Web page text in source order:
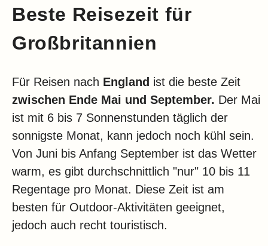
Beste Reisezeit für
Großbritannien
Für Reisen nach England ist die beste Zeit
zwischen Ende Mai und September. Der Mai
ist mit 6 bis 7 Sonnenstunden täglich der
sonnigste Monat, kann jedoch noch kühl sein.
Von Juni bis Anfang September ist das Wetter
warm, es gibt durchschnittlich "nur" 10 bis 11
Regentage pro Monat. Diese Zeit ist am
besten für Outdoor-Aktivitäten geeignet,
jedoch auch recht touristisch.